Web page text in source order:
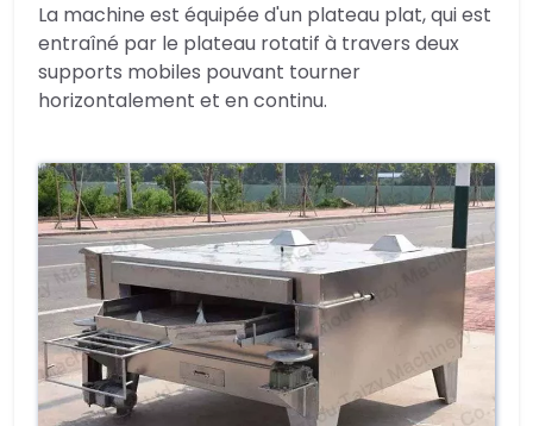
La machine est équipée d'un plateau plat, qui est
entraîné par le plateau rotatif à travers deux
supports mobiles pouvant tourner
horizontalement et en continu.